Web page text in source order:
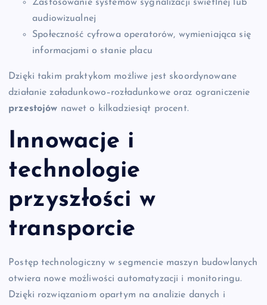
Zastosowanie systemów sygnalizacji świetlnej lub
audiowizualnej
Społeczność cyfrowa operatorów, wymieniająca się
informacjami o stanie placu
Dzięki takim praktykom możliwe jest skoordynowane
działanie załadunkowo–rozładunkowe oraz ograniczenie
przestojów nawet o kilkadziesiąt procent.
Innowacje i
technologie
przyszłości w
transporcie
Postęp technologiczny w segmencie maszyn budowlanych
otwiera nowe możliwości automatyzacji i monitoringu.
Dzięki rozwiązaniom opartym na analizie danych i